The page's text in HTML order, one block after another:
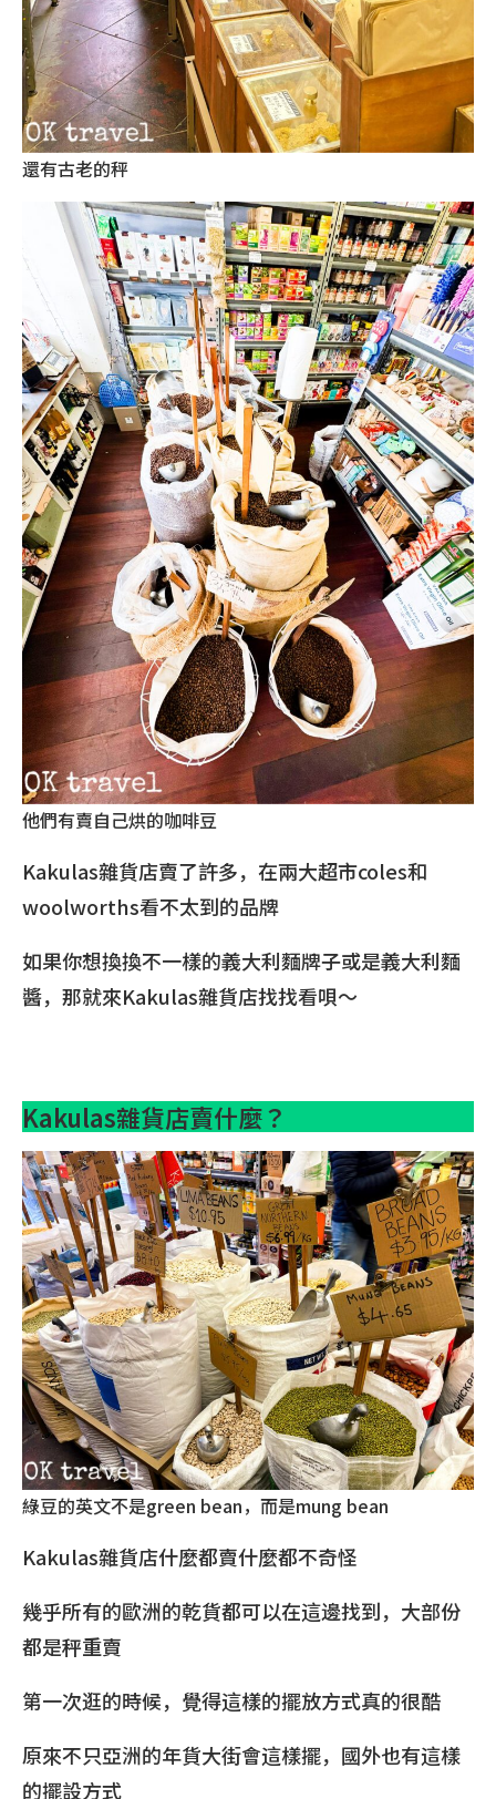
還有古老的秤
他們有賣自己烘的咖啡豆
Kakulas雜貨店賣了許多，在兩大超市coles和
woolworths看不太到的品牌
如果你想換換不一樣的義大利麵牌子或是義大利麵
醬，那就來Kakulas雜貨店找找看唄～
Kakulas雜貨店賣什麼？
綠豆的英文不是green bean，而是mung bean
Kakulas雜貨店什麼都賣什麼都不奇怪
幾乎所有的歐洲的乾貨都可以在這邊找到，大部份
都是秤重賣
第一次逛的時候，覺得這樣的擺放方式真的很酷
原來不只亞洲的年貨大街會這樣擺，國外也有這樣
的擺設方式